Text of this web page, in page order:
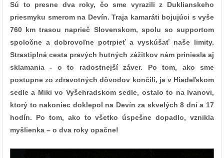
Sú to presne dva roky, čo sme vyrazili z Duklianskeho
priesmyku smerom na Devín. Traja kamaráti bojujúci s vyše
760 km trasou naprieč Slovenskom, spolu so supportom
spoločne a dobrovoľne potrpieť a vyskúšať naše limity.
Strastiplná cesta pravých hutných zážitkov nám priniesla aj
sklamania - o to radostnejší záver. Po tom, ako sme
postupne zo zdravotných dôvodov končili, ja v Hiadeľskom
sedle a Miki vo Vyšehradskom sedle, ostalo to na Ivanovi,
ktorý to nakoniec doklepol na Devín za skvelých 8 dní a 17
hodín. Po tom, ako to všetko úspešne dopadlo, vznikla
myšlienka – o dva roky opačne!